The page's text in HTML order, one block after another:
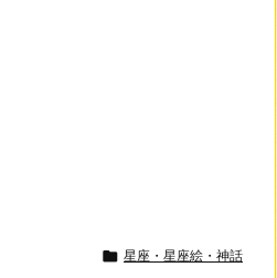
 星座・星座絵・神話